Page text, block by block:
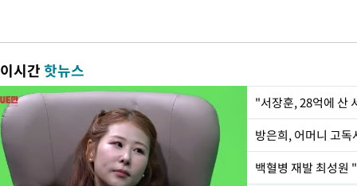
이시간핫뉴스
"서장훈, 28억에 산
방은희, 어머니 고
백혈병 재발 최성원